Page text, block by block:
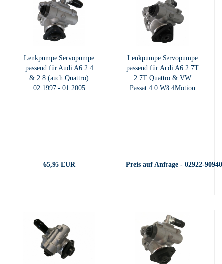
Lenkpumpe Servopumpe
passend für Audi A6 2.4
& 2.8 (auch Quattro)
02.1997 - 01.2005
65,95 EUR
Lenkpumpe Servopumpe
passend für Audi A6 2.7T
2.7T Quattro & VW
Passat 4.0 W8 4Motion
Preis auf Anfrage - 02922-